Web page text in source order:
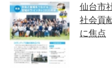
仙台市
社会貢
に焦点